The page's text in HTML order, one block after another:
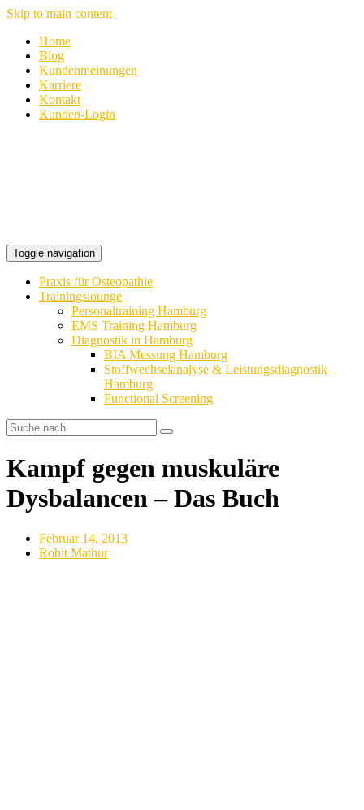
Skip to main content
Home
Blog
Kundenmeinungen
Karriere
Kontakt
Kunden-Login
Toggle navigation
Praxis für Osteopathie
Trainingslounge
Personaltraining Hamburg
EMS Training Hamburg
Diagnostik in Hamburg
BIA Messung Hamburg
Stoffwechselanalyse & Leistungsdiagnostik
Hamburg
Functional Screening
Kampf gegen muskuläre
Dysbalancen – Das Buch
Februar 14, 2013
Rohit Mathur